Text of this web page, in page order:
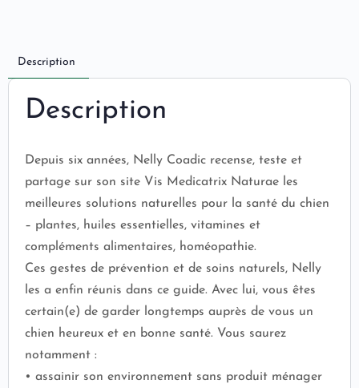
Description
Description
Depuis six années, Nelly Coadic recense, teste et
partage sur son site Vis Medicatrix Naturae les
meilleures solutions naturelles pour la santé du chien
– plantes, huiles essentielles, vitamines et
compléments alimentaires, homéopathie.
Ces gestes de prévention et de soins naturels, Nelly
les a enfin réunis dans ce guide. Avec lui, vous êtes
certain(e) de garder longtemps auprès de vous un
chien heureux et en bonne santé. Vous saurez
notamment :
• assainir son environnement sans produit ménager